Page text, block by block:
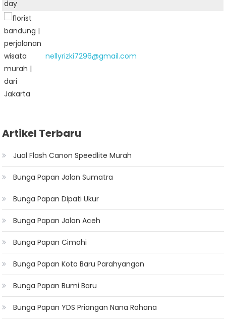
nellyrizki7296@gmail.com
Artikel Terbaru
Jual Flash Canon Speedlite Murah
Bunga Papan Jalan Sumatra
Bunga Papan Dipati Ukur
Bunga Papan Jalan Aceh
Bunga Papan Cimahi
Bunga Papan Kota Baru Parahyangan
Bunga Papan Bumi Baru
Bunga Papan YDS Priangan Nana Rohana